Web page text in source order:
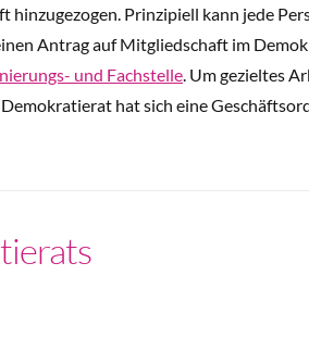
Prinzipiell kann jede
Antrag auf Mitgliedschaft im
und Fachstelle. Um gezieltes
hat sich eine